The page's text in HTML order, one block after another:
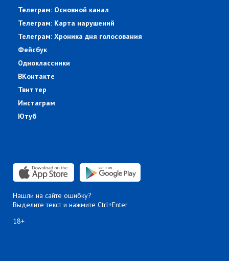
Телеграм: Основной канал
Телеграм: Карта нарушений
Телеграм: Хроника дня голосования
Фейсбук
Одноклассники
ВКонтакте
Твиттер
Инстаграм
Ютуб
Нашли на сайте ошибку?
Выделите текст и нажмите Ctrl+Enter
18+